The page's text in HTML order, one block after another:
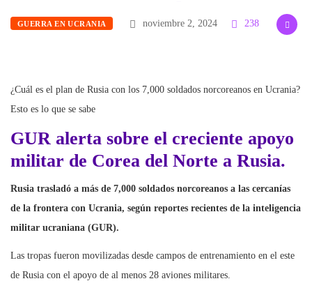
GUERRA EN UCRANIA noviembre 2, 2024 238
¿Cuál es el plan de Rusia con los 7,000 soldados norcoreanos en Ucrania?
Esto es lo que se sabe
GUR alerta sobre el creciente apoyo
militar de Corea del Norte a Rusia.
Rusia trasladó a más de 7,000 soldados norcoreanos a las cercanías
de la frontera con Ucrania, según reportes recientes de la inteligencia
militar ucraniana (GUR).
Las tropas fueron movilizadas desde campos de entrenamiento en el este
de Rusia con el apoyo de al menos 28 aviones militares.